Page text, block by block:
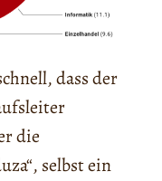
dass der
die
selbst ein